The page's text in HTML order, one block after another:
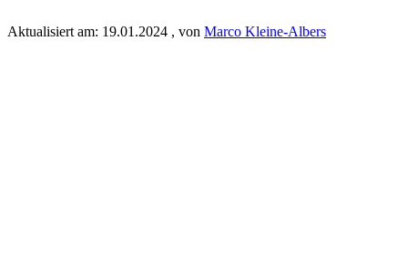
Aktualisiert am: 19.01.2024 , von Marco Kleine-Albers